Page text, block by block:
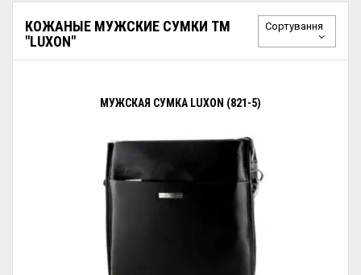
КОЖАНЫЕ МУЖСКИЕ СУМКИ ТМ
"LUXON"
Сортування
МУЖСКАЯ СУМКА LUXON (821-5)